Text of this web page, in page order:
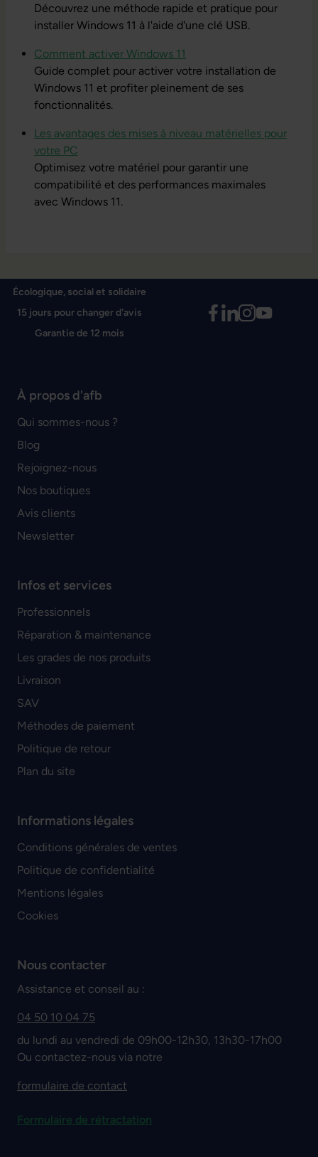
Découvrez une méthode rapide et pratique pour
installer Windows 11 à l'aide d'une clé USB.
Comment activer Windows 11
Guide complet pour activer votre installation de
Windows 11 et profiter pleinement de ses
fonctionnalités.
Les avantages des mises à niveau matérielles pour
votre PC
Optimisez votre matériel pour garantir une
compatibilité et des performances maximales
avec Windows 11.
Écologique, social et solidaire
15 jours pour changer d'avis
Garantie de 12 mois
À propos d'afb
Qui sommes-nous ?
Blog
Rejoignez-nous
Nos boutiques
Avis clients
Newsletter
Infos et services
Professionnels
Réparation & maintenance
Les grades de nos produits
Livraison
SAV
Méthodes de paiement
Politique de retour
Plan du site
Informations légales
Conditions générales de ventes
Politique de confidentialité
Mentions légales
Cookies
Nous contacter
Assistance et conseil au :
04 50 10 04 75
du lundi au vendredi de 09h00-12h30, 13h30-17h00
Ou contactez-nous via notre
formulaire de contact
Formulaire de rétractation